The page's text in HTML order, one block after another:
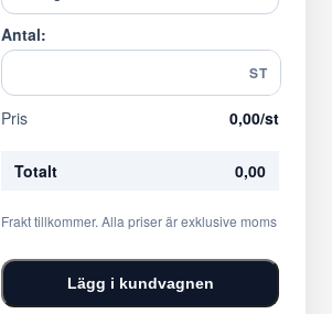
Antal:
ST
Pris 0,00/st
Totalt 0,00
Frakt tillkommer. Alla priser är exklusive moms
Lägg i kundvagnen